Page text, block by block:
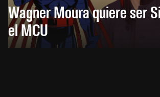
Wagner Moura quiere ser
el MCU